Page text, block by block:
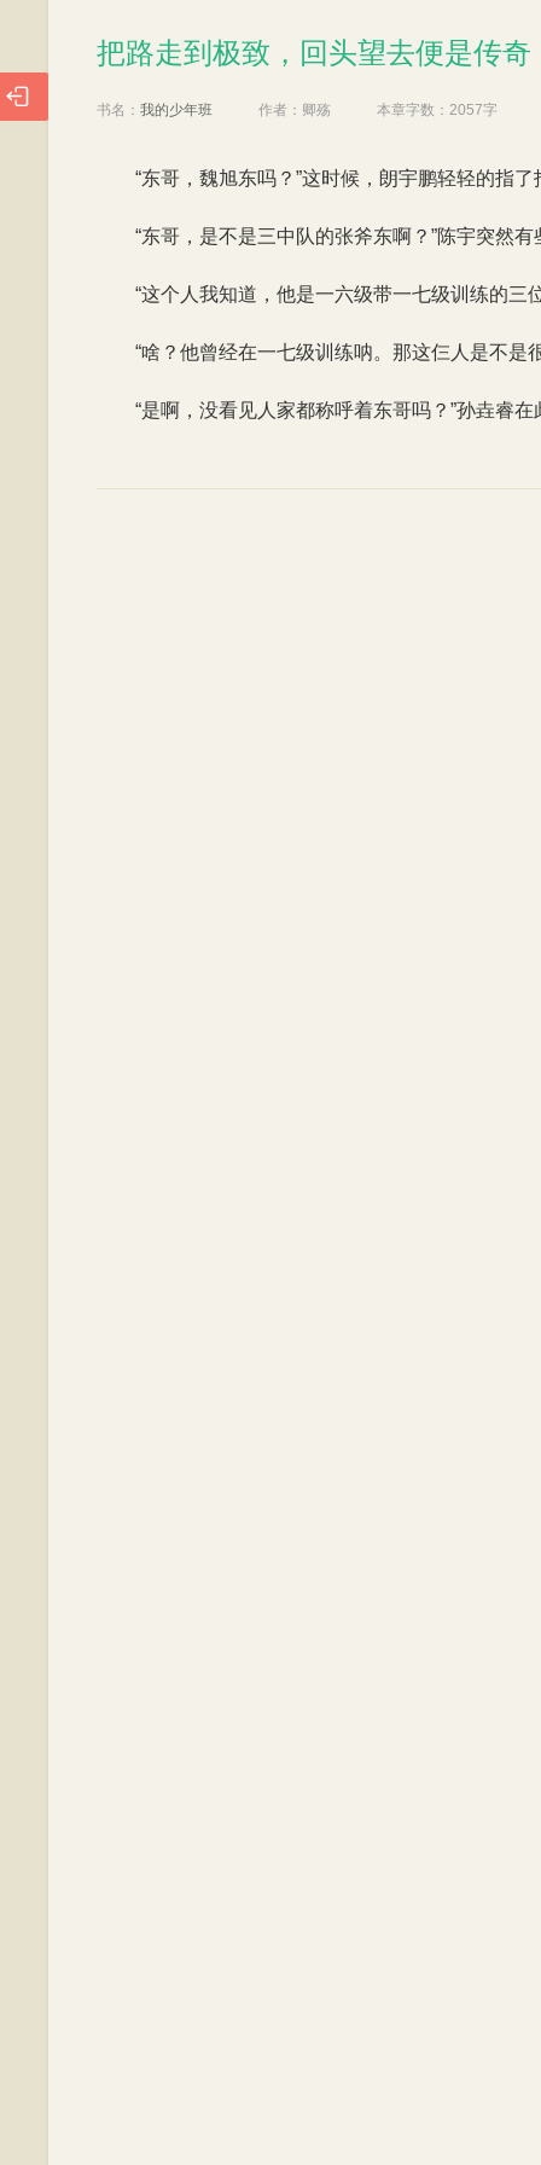
把路走到极致，回头望去便是传奇
书名： 我的少年班 作者： 卿殇 本章字数： 2057字
“东哥，魏旭东吗？”这时候，朗宇鹏轻轻的指
“东哥，是不是三中队的张斧东啊？”陈宇突然
“这个人我知道，他是一六级带一七级训练的三
“啥？他曾经在一七级训练呐。那这仨人是不是
“是啊，没看见人家都称呼着东哥吗？”孙垚睿
